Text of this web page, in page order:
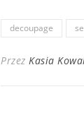
decoupage
Przez Kasia